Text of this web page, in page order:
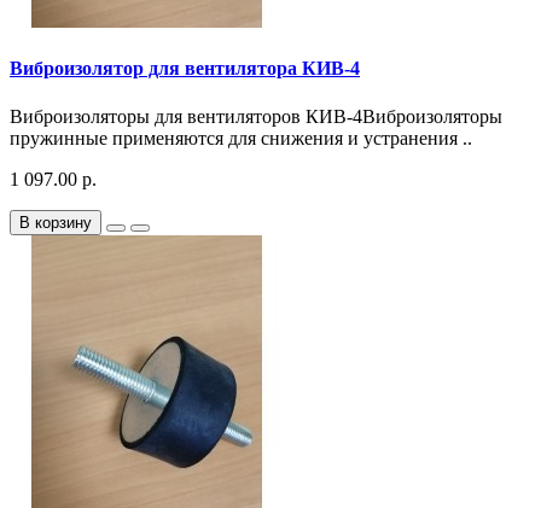
Виброизолятор для вентилятора КИВ-4
Виброизоляторы для вентиляторов КИВ-4Виброизоляторы
пружинные применяются для снижения и устранения ..
1 097.00 р.
В корзину